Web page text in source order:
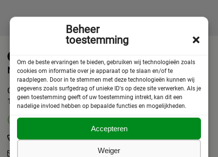
Beheer
toestemming
Om de beste ervaringen te bieden, gebruiken wij technologieën zoals
cookies om informatie over je apparaat op te slaan en/of te
raadplegen. Door in te stemmen met deze technologieën kunnen wij
gegevens zoals surfgedrag of unieke ID's op deze site verwerken. Als je
geen toestemming geeft of uw toestemming intrekt, kan dit een
nadelige invloed hebben op bepaalde functies en mogelijkheden.
Accepteren
Weiger
Neem contact op
Chris Lebeaustraat 4
1062 DC Amsterdam
(ma t/m vrij 10-17 uur)
(+31)020 6272408